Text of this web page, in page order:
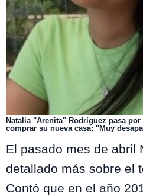
Natalia "Arenita" Rodríguez pasa
comprar su nueva casa: "Muy
El pasado mes de abril
detallado más sobre el
Contó que en el año